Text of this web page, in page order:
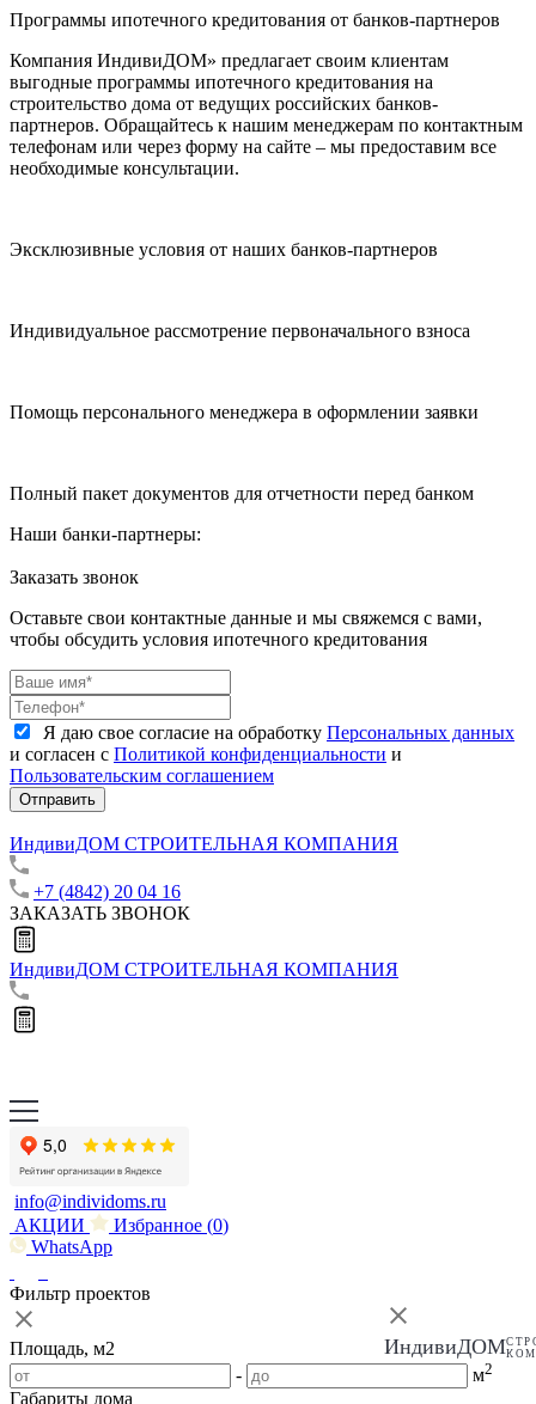
Программы ипотечного кредитования от банков-партнеров
Компания ИндивиДОМ» предлагает своим клиентам
выгодные программы ипотечного кредитования на
строительство дома от ведущих российских банков-
партнеров. Обращайтесь к нашим менеджерам по контактным
телефонам или через форму на сайте – мы предоставим все
необходимые консультации.
Эксклюзивные условия от наших банков-партнеров
Индивидуальное рассмотрение первоначального взноса
Помощь персонального менеджера в оформлении заявки
Полный пакет документов для отчетности перед банком
Наши банки-партнеры:
Заказать звонок
Оставьте свои контактные данные и мы свяжемся с вами,
чтобы обсудить условия ипотечного кредитования
Я даю свое согласие на обработку Персональных данных
и согласен с Политикой конфиденциальности и
Пользовательским соглашением
Отправить
ИндивиДОМ СТРОИТЕЛЬНАЯ КОМПАНИЯ
+7 (4842) 20 04 16
ЗАКАЗАТЬ ЗВОНОК
ИндивиДОМ СТРОИТЕЛЬНАЯ КОМПАНИЯ
info@individoms.ru
АКЦИИ
Избранное (0)
WhatsApp
ИндивиДОМ
Фильтр проектов
Площадь, м2
-
м2
Габариты дома